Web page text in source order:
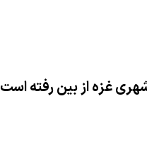
و خطوط آب‌وفاضلاب در این شهر گفت، ۸۵درصد از